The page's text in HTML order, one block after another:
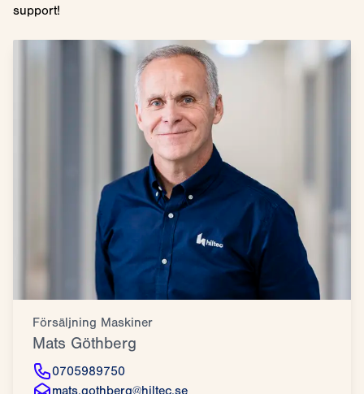
support!
Försäljning Maskiner
Mats Göthberg
0705989750
mats.gothberg@hiltec.se